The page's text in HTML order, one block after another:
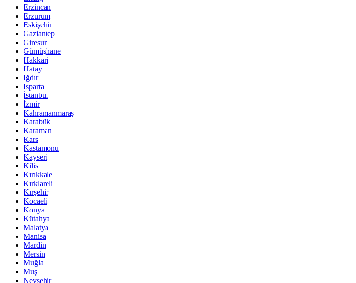
Erzincan
Erzurum
Eskişehir
Gaziantep
Giresun
Gümüşhane
Hakkari
Hatay
Iğdır
Isparta
İstanbul
İzmir
Kahramanmaraş
Karabük
Karaman
Kars
Kastamonu
Kayseri
Kilis
Kırıkkale
Kırklareli
Kırşehir
Kocaeli
Konya
Kütahya
Malatya
Manisa
Mardin
Mersin
Muğla
Muş
Nevşehir